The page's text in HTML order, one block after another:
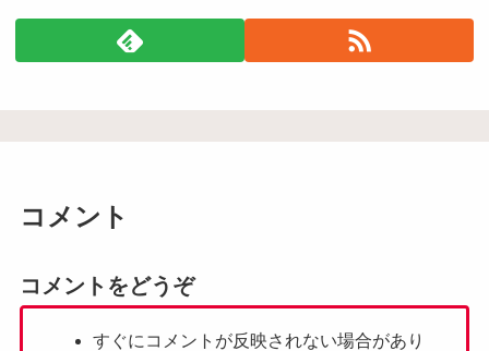
コメント
コメントをどうぞ
すぐにコメントが反映されない場合があり